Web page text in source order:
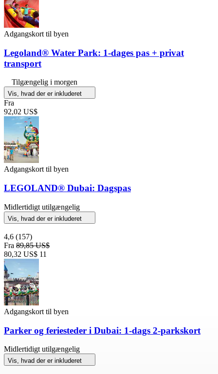
Adgangskort til byen
Legoland® Water Park: 1-dages pas + privat
transport
Tilgængelig i morgen
Vis, hvad der er inkluderet
Fra
92,02 US$
Adgangskort til byen
LEGOLAND® Dubai: Dagspas
Midlertidigt utilgængelig
Vis, hvad der er inkluderet
4,6 (157)
Fra 89,85 US$
80,32 US$ 11
Adgangskort til byen
Parker og feriesteder i Dubai: 1-dags 2-parkskort
Midlertidigt utilgængelig
Vis, hvad der er inkluderet